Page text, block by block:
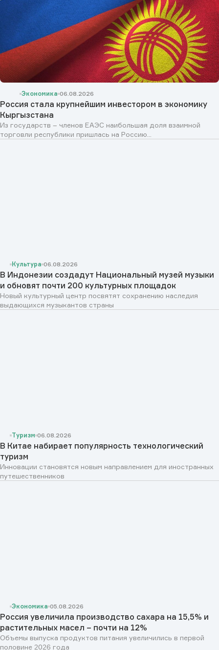
Экономика 06.08.2026
Россия стала крупнейшим инвестором в экономику
Кыргызстана
Из государств – членов ЕАЭС наибольшая доля взаимной
торговли республики пришлась на Россию...
Культура 06.08.2026
В Индонезии создадут Национальный музей музыки
и обновят почти 200 культурных площадок
Новый культурный центр посвятят сохранению наследия
выдающихся музыкантов страны
Туризм 06.08.2026
В Китае набирает популярность технологический
туризм
Инновации становятся новым направлением для иностранных
путешественников
Экономика 05.08.2026
Россия увеличила производство сахара на 15,5% и
растительных масел – почти на 12%
Объемы выпуска продуктов питания увеличились в первой
половине 2026 года